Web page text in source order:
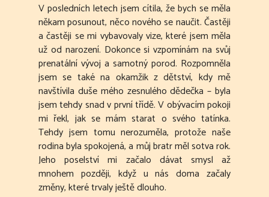
V posledních letech jsem cítila, že bych se měla
někam posunout, něco nového se naučit. Častěji
a častěji se mi vybavovaly vize, které jsem měla
už od narození. Dokonce si vzpomínám na svůj
prenatální vývoj a samotný porod. Rozpomněla
jsem se také na okamžik z dětství, kdy mě
navštívila duše mého zesnulého dědečka – byla
jsem tehdy snad v první třídě. V obývacím pokoji
mi řekl, jak se mám starat o svého tatínka.
Tehdy jsem tomu nerozuměla, protože naše
rodina byla spokojená, a můj bratr měl sotva rok.
Jeho poselství mi začalo dávat smysl až
mnohem později, když u nás doma začaly
změny, které trvaly ještě dlouho.